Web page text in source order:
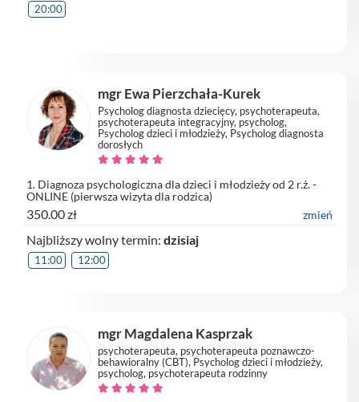
20:00
mgr Ewa Pierzchała-Kurek
Psycholog diagnosta dziecięcy, psychoterapeuta,
psychoterapeuta integracyjny, psycholog,
Psycholog dzieci i młodzieży, Psycholog diagnosta
dorosłych
1. Diagnoza psychologiczna dla dzieci i młodzieży od 2 r.ż. -
ONLINE (pierwsza wizyta dla rodzica)
350.00 zł zmień
Najbliższy wolny termin: dzisiaj
11:00 12:00
mgr Magdalena Kasprzak
psychoterapeuta, psychoterapeuta poznawczo-
behawioralny (CBT), Psycholog dzieci i młodzieży,
psycholog, psychoterapeuta rodzinny